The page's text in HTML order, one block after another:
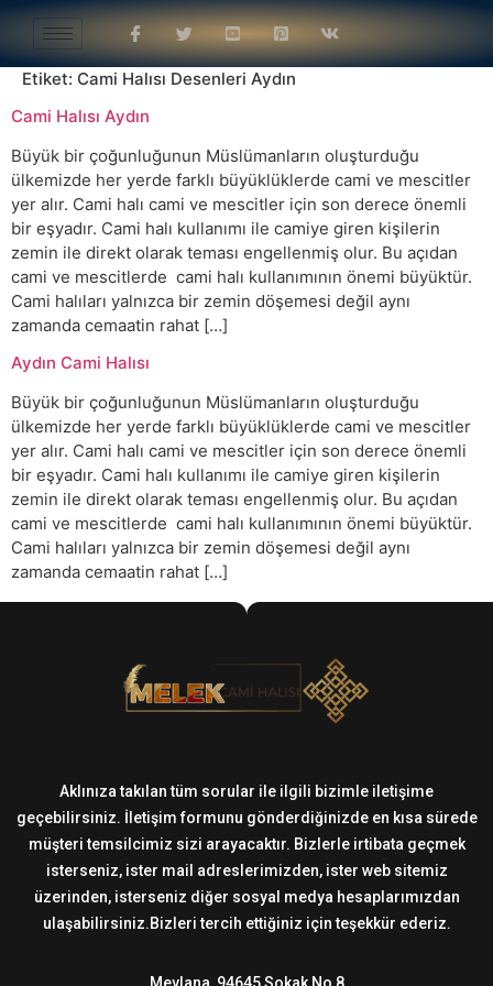
Etiket: Cami Halısı Desenleri Aydın
Cami Halısı Aydın
Büyük bir çoğunluğunun Müslümanların oluşturduğu
ülkemizde her yerde farklı büyüklüklerde cami ve mescitler
yer alır. Cami halı cami ve mescitler için son derece önemli
bir eşyadır. Cami halı kullanımı ile camiye giren kişilerin
zemin ile direkt olarak teması engellenmiş olur. Bu açıdan
cami ve mescitlerde cami halı kullanımının önemi büyüktür.
Cami halıları yalnızca bir zemin döşemesi değil aynı
zamanda cemaatin rahat […]
Aydın Cami Halısı
Büyük bir çoğunluğunun Müslümanların oluşturduğu
ülkemizde her yerde farklı büyüklüklerde cami ve mescitler
yer alır. Cami halı cami ve mescitler için son derece önemli
bir eşyadır. Cami halı kullanımı ile camiye giren kişilerin
zemin ile direkt olarak teması engellenmiş olur. Bu açıdan
cami ve mescitlerde cami halı kullanımının önemi büyüktür.
Cami halıları yalnızca bir zemin döşemesi değil aynı
zamanda cemaatin rahat […]
Aklınıza takılan tüm sorular ile ilgili bizimle iletişime
geçebilirsiniz. İletişim formunu gönderdiğinizde en kısa sürede
müşteri temsilcimiz sizi arayacaktır. Bizlerle irtibata geçmek
isterseniz, ister mail adreslerimizden, ister web sitemiz
üzerinden, isterseniz diğer sosyal medya hesaplarımızdan
ulaşabilirsiniz.Bizleri tercih ettiğiniz için teşekkür ederiz.